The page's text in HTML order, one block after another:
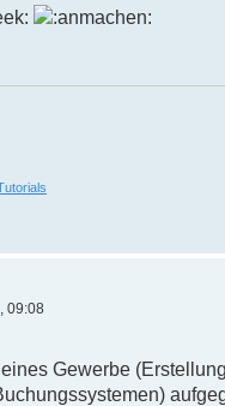
09:08
Gewerbe